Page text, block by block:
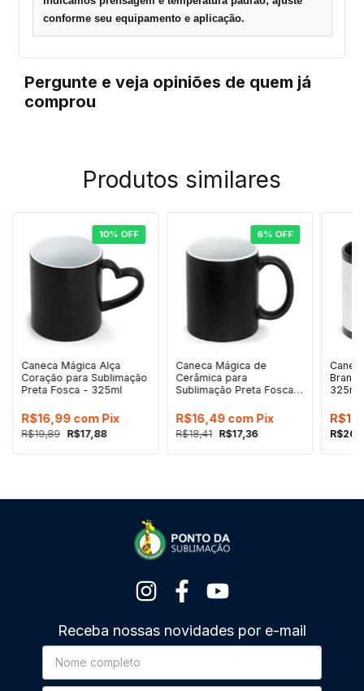
conforme seu equipamento e aplicação.
Pergunte e veja opiniões de quem já
comprou
Produtos similares
10% OFF
Caneca Mágica Alça
Coração para Sublimação
Preta Fosca - 325ml
R$19,89 R$17,88
R$16,99 com Pix
6% OFF
Caneca Mágica de
Cerâmica para
Sublimação Preta Fosca -
R$18,41 R$17,36
R$16,49 com Pix
325ml
Receba nossas novidades por e-mail